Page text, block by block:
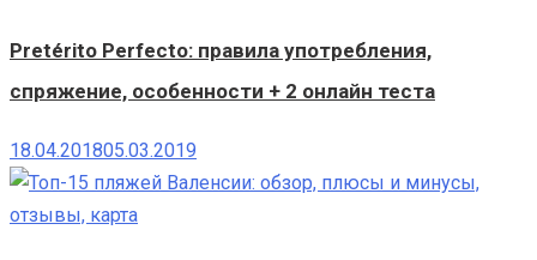
Pretérito Perfecto: правила употребления,
спряжение, особенности + 2 онлайн теста
18.04.201805.03.2019